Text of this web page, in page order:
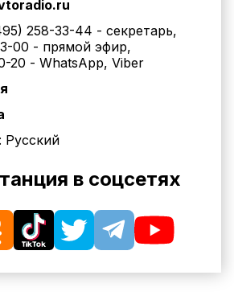
258-33-44 - секретарь,
00 - прямой эфир,
20 - WhatsApp, Viber
Русский
в соцсетях